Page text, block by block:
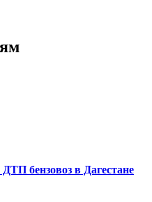
бензовоз в Дагестане